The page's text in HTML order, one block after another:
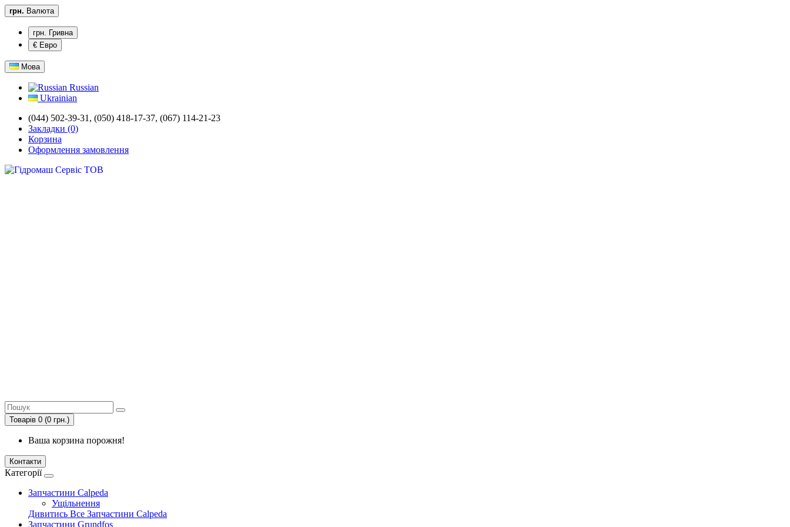
грн. Валюта
грн. Гривна
€ Евро
Мова
Russian
Ukrainian
(044) 502-39-31, (050) 418-17-37, (067) 114-21-23
Закладки (0)
Корзина
Оформлення замовлення
Товарів 0 (0 грн.)
Ваша корзина порожня!
Контакти
Категорії
Запчастини Calpeda
Ущільнення
Дивитись Все Запчастини Calpeda
Запчастини Grundfos